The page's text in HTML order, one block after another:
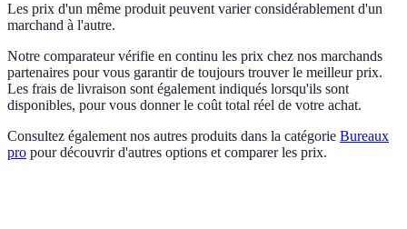
Les prix d'un même produit peuvent varier considérablement d'un
marchand à l'autre.
Notre comparateur vérifie en continu les prix chez nos marchands
partenaires pour vous garantir de toujours trouver le meilleur prix.
Les frais de livraison sont également indiqués lorsqu'ils sont
disponibles, pour vous donner le coût total réel de votre achat.
Consultez également nos autres produits dans la catégorie Bureaux
pro pour découvrir d'autres options et comparer les prix.